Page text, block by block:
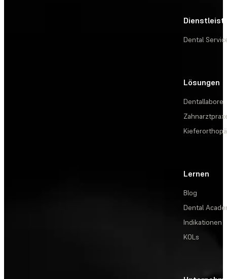
Dental
Lösungen
Dentallabore
Lernen
Blog
Dental
Indikationen
KOLs